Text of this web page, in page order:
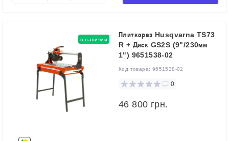
в наличии
Плиткорез Husqvarna TS73
R + Диск GS2S (9"/230мм
1") 9651538-02
Код товара: 9651538-02
0
46 800 грн.